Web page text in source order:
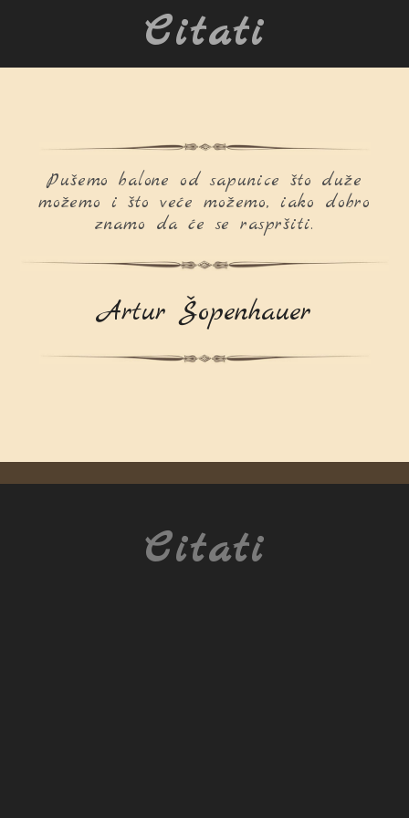
Citati
Pušemo balone od sapunice što duže
možemo i što veće možemo, iako dobro
znamo da će se raspršiti.
Artur Šopenhauer
Citati